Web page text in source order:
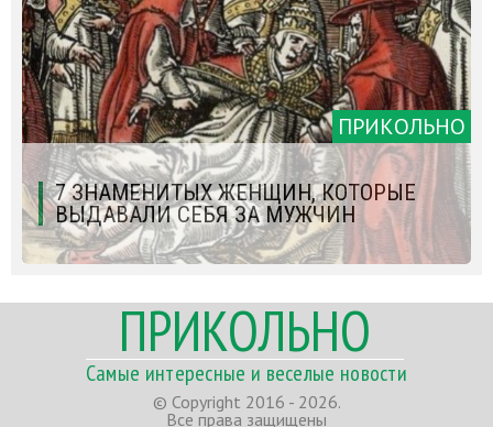
ПРИКОЛЬНО
7 ЗНАМЕНИТЫХ ЖЕНЩИН, КОТОРЫЕ
ВЫДАВАЛИ СЕБЯ ЗА МУЖЧИН
ПРИКОЛЬНО
Самые интересные и веселые новости
© Copyright 2016 - 2026.
Все права защищены